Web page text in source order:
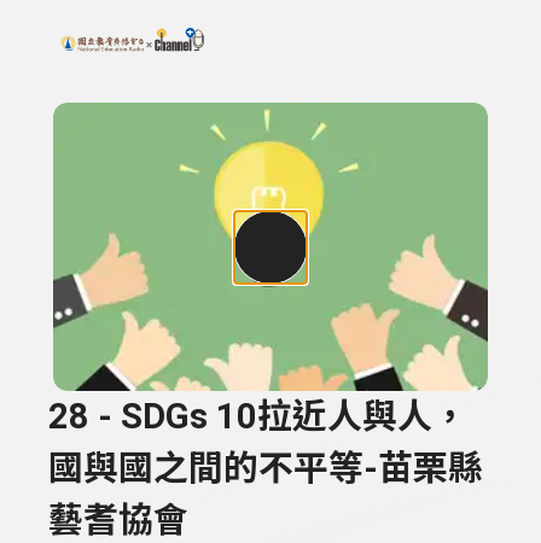
上方功能區塊
搜尋關鍵字：可輸入節目名稱、主持人或關鍵字
28 - SDGs 10拉近人與人，
國與國之間的不平等-苗栗縣
藝耆協會